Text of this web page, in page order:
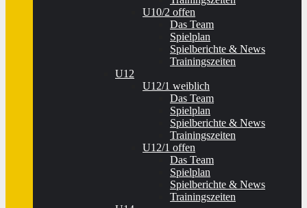
U10/2 offen
Das Team
Spielplan
Spielberichte & News
Trainingszeiten
U12
U12/1 weiblich
Das Team
Spielplan
Spielberichte & News
Trainingszeiten
U12/1 offen
Das Team
Spielplan
Spielberichte & News
Trainingszeiten